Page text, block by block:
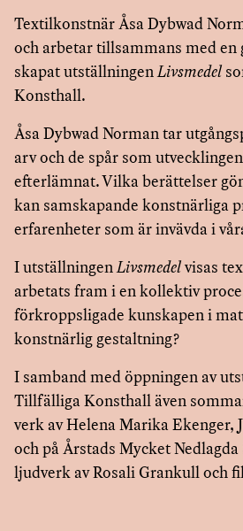
Textilkonstnär Åsa Dybwad
och arbetar tillsammans med
skapat utställningenLivsmedel
Konsthall.
Åsa Dybwad Norman tar
arv och de spår som
efterlämnat. Vilka berättelser
kan samskapande konstnärliga
erfarenheter som är invävda i
I utställningenLivsmedelvisas
arbetats fram i en kollektiv
förkroppsligade kunskapen i
konstnärlig gestaltning?
I samband med öppningen av
Tillfälliga Konsthall även
verk av Helena Marika Ekenger,
och på Årstads Mycket
ljudverk av Rosali Grankull och